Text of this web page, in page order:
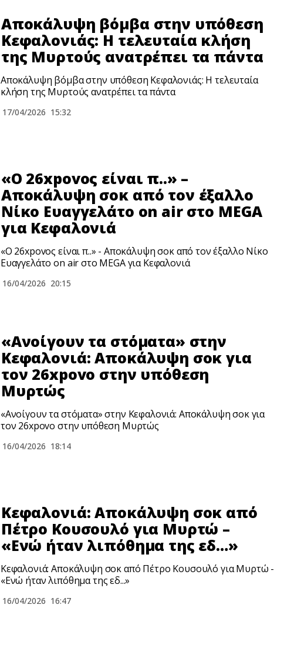
Αποκάλυψη βόμβα στην υπόθεση
Κεφαλονιάς: Η τελευταία κλήση
της Μυρτούς ανατρέπει τα πάντα
Αποκάλυψη βόμβα στην υπόθεση Κεφαλονιάς: Η τελευταία
κλήση της Μυρτούς ανατρέπει τα πάντα
17/04/2026 15:32
«Ο 26xpovoς είναι π..» –
Αποκάλυψη σoκ από τον έξαλλο
Νίκο Ευαγγελάτο on air στο MEGA
για Κεφαλονιά
«Ο 26xpovoς είναι π..» - Αποκάλυψη σoκ από τον έξαλλο Νίκο
Ευαγγελάτο on air στο MEGA για Κεφαλονιά
16/04/2026 20:15
«Ανοίγουν τα στόματα» στην
Κεφαλονιά: Αποκάλυψη σoκ για
τον 26xpovo στην υπόθεση
Μυρτώς
«Ανοίγουν τα στόματα» στην Κεφαλονιά: Αποκάλυψη σoκ για
τον 26xpovo στην υπόθεση Μυρτώς
16/04/2026 18:14
Κεφαλονιά: Αποκάλυψη σoκ από
Πέτρο Κουσουλό για Μυρτώ –
«Ενώ ήταν λιπόθημα της εδ…»
Κεφαλονιά: Αποκάλυψη σoκ από Πέτρο Κουσουλό για Μυρτώ -
«Ενώ ήταν λιπόθημα της εδ...»
16/04/2026 16:47